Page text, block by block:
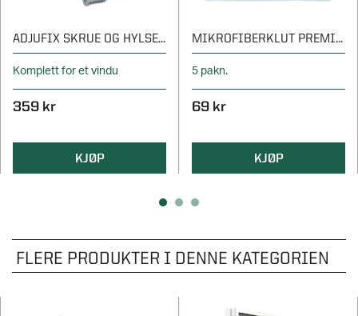
ADJUFIX SKRUE OG HYLSE TRE/ALU
Komplett for et vindu
359 kr
KJØP
MIKROFIBERKLUT PREMIUM
5 pakn.
69 kr
KJØP
FLERE PRODUKTER I DENNE KATEGORIEN